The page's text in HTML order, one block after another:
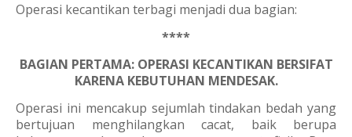
Operasi kecantikan terbagi menjadi dua bagian:
****
BAGIAN PERTAMA: OPERASI KECANTIKAN BERSIFAT
KARENA KEBUTUHAN MENDESAK.
Operasi ini mencakup sejumlah tindakan bedah yang
bertujuan menghilangkan cacat, baik berupa